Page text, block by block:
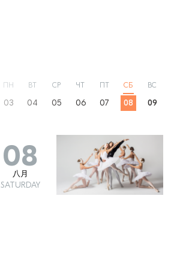
ПН
03
ВТ
04
СР
05
ЧТ
06
ПТ
07
СБ
08
ВС
09
08
八月
SATURDAY